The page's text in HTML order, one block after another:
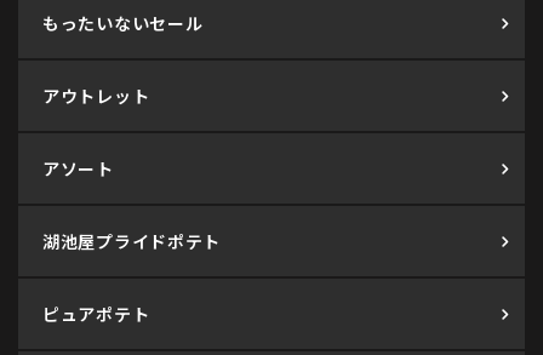
もったいないセール
アウトレット
アソート
湖池屋プライドポテト
ピュアポテト